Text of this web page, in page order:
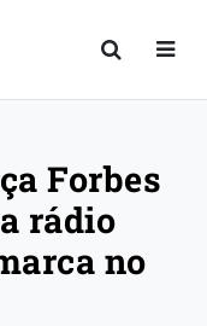
Forbes
rádio
no